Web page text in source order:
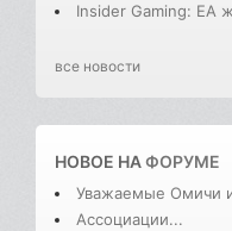
Insider Gaming: EA
все новости
НОВОЕ НАФОРУМЕ
Уважаемые Омичи
Ассоциации...